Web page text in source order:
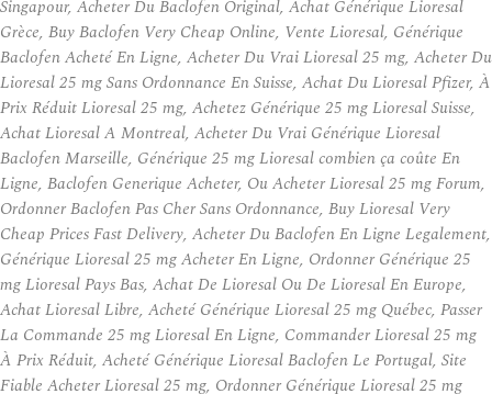
Singapour, Acheter Du Baclofen Original, Achat Générique Lioresal
Grèce, Buy Baclofen Very Cheap Online, Vente Lioresal, Générique
Baclofen Acheté En Ligne, Acheter Du Vrai Lioresal 25 mg, Acheter Du
Lioresal 25 mg Sans Ordonnance En Suisse, Achat Du Lioresal Pfizer, À
Prix Réduit Lioresal 25 mg, Achetez Générique 25 mg Lioresal Suisse,
Achat Lioresal A Montreal, Acheter Du Vrai Générique Lioresal
Baclofen Marseille, Générique 25 mg Lioresal combien ça coûte En
Ligne, Baclofen Generique Acheter, Ou Acheter Lioresal 25 mg Forum,
Ordonner Baclofen Pas Cher Sans Ordonnance, Buy Lioresal Very
Cheap Prices Fast Delivery, Acheter Du Baclofen En Ligne Legalement,
Générique Lioresal 25 mg Acheter En Ligne, Ordonner Générique 25
mg Lioresal Pays Bas, Achat De Lioresal Ou De Lioresal En Europe,
Achat Lioresal Libre, Acheté Générique Lioresal 25 mg Québec, Passer
La Commande 25 mg Lioresal En Ligne, Commander Lioresal 25 mg
À Prix Réduit, Acheté Générique Lioresal Baclofen Le Portugal, Site
Fiable Acheter Lioresal 25 mg, Ordonner Générique Lioresal 25 mg